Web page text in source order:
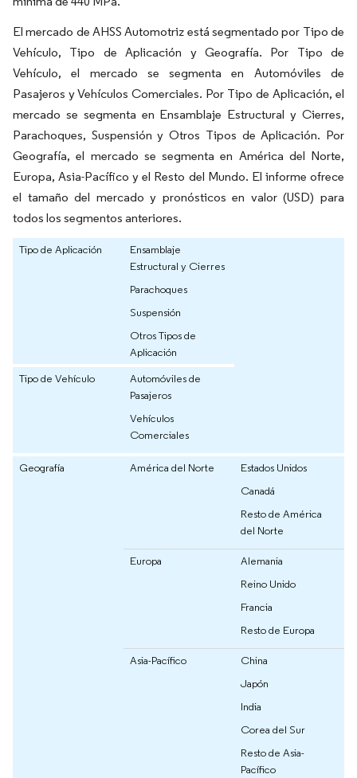
El mercado de AHSS Automotriz está segmentado por Tipo de
Vehículo, Tipo de Aplicación y Geografía. Por Tipo de
Vehículo, el mercado se segmenta en Automóviles de
Pasajeros y Vehículos Comerciales. Por Tipo de Aplicación, el
mercado se segmenta en Ensamblaje Estructural y Cierres,
Parachoques, Suspensión y Otros Tipos de Aplicación. Por
Geografía, el mercado se segmenta en América del Norte,
Europa, Asia-Pacífico y el Resto del Mundo. El informe ofrece
el tamaño del mercado y pronósticos en valor (USD) para
todos los segmentos anteriores.
Tipo de Aplicación
Ensamblaje
Estructural y Cierres
Parachoques
Suspensión
Otros Tipos de
Aplicación
Tipo de Vehículo
Automóviles de
Pasajeros
Vehículos
Comerciales
Geografía América del Norte
Estados Unidos
Canadá
Resto de América
del Norte
Europa
Alemania
Reino Unido
Francia
Resto de Europa
Asia-Pacífico
China
Japón
India
Corea del Sur
Resto de Asia-
Pacífico